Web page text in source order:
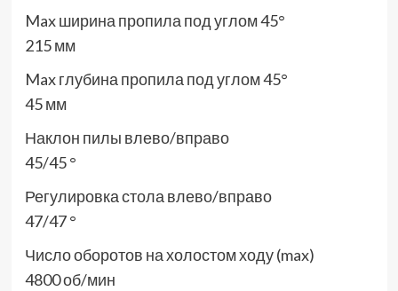
Max ширина пропила под углом 45°
215 мм
Max глубина пропила под углом 45°
45 мм
Наклон пилы влево/вправо
45/45 °
Регулировка стола влево/вправо
47/47 °
Число оборотов на холостом ходу (max)
4800 об/мин